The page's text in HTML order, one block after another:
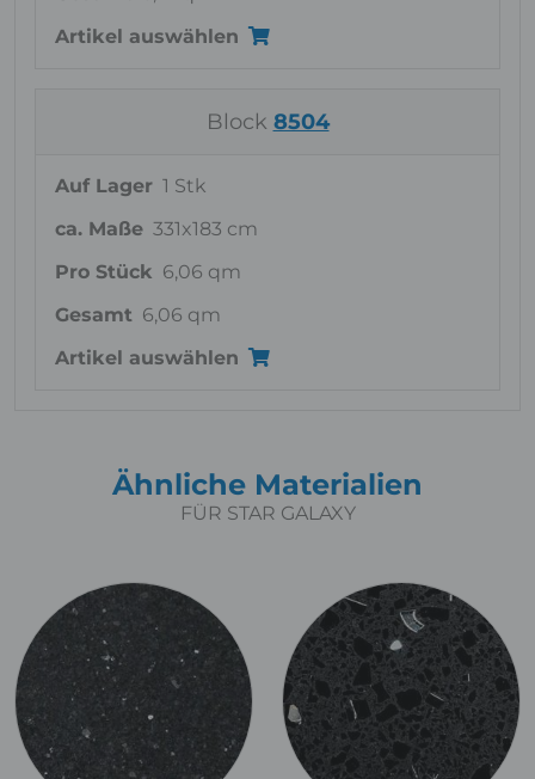
Artikel auswählen
Block 8504
Auf Lager 1 Stk
ca. Maße 331x183 cm
Pro Stück 6,06 qm
Gesamt 6,06 qm
Artikel auswählen
Ähnliche Materialien
FÜR STAR GALAXY